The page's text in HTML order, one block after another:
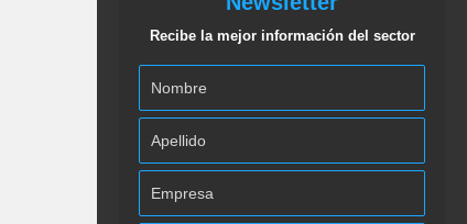
Recibe la mejor información del sector